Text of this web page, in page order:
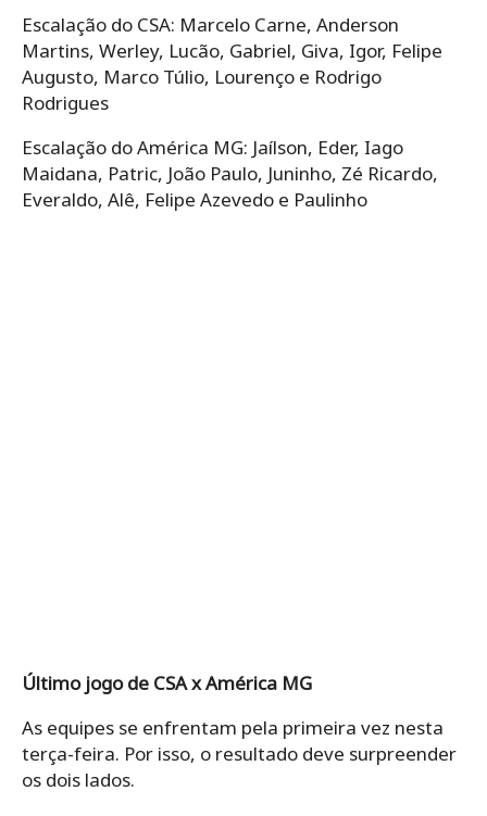
Escalação do CSA: Marcelo Carne, Anderson
Martins, Werley, Lucão, Gabriel, Giva, Igor, Felipe
Augusto, Marco Túlio, Lourenço e Rodrigo
Rodrigues
Escalação do América MG: Jaílson, Eder, Iago
Maidana, Patric, João Paulo, Juninho, Zé Ricardo,
Everaldo, Alê, Felipe Azevedo e Paulinho
Último jogo de CSA x América MG
As equipes se enfrentam pela primeira vez nesta
terça-feira. Por isso, o resultado deve surpreender
os dois lados.